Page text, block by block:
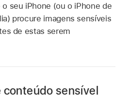
seu iPhone (ou o iPhone de
procure imagens sensíveis
de estas serem
conteúdo sensível